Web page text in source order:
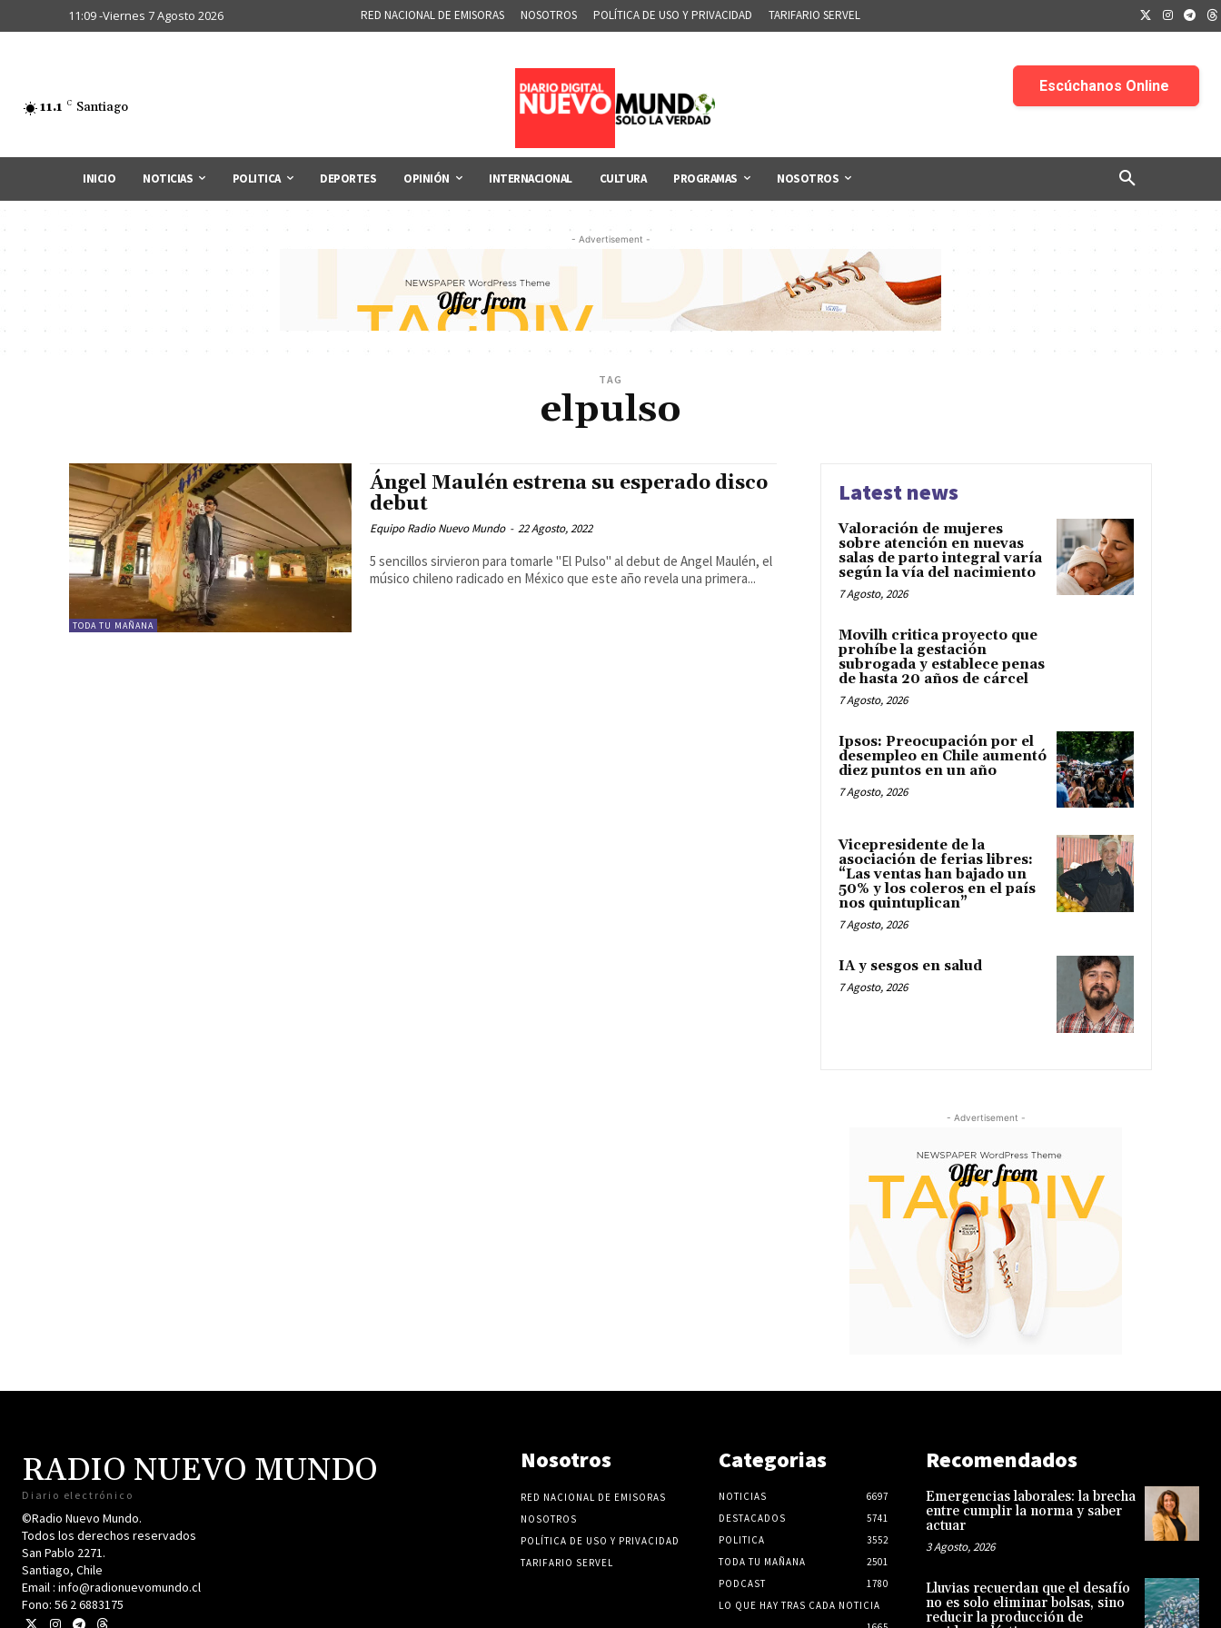
11:09 -Viernes 7 Agosto 2026 RED NACIONAL DE EMISORAS NOSOTROS POLÍTICA DE USO Y PRIVACIDAD TARIFARIO SERVEL
11.1 C Santiago
INICIO NOTICIAS POLITICA DEPORTES OPINIÓN INTERNACIONAL CULTURA PROGRAMAS NOSOTROS
- Advertisement -
TAG
elpulso
TODA TU MAÑANA
Ángel Maulén estrena su esperado disco
debut
Equipo Radio Nuevo Mundo - 22 Agosto, 2022
5 sencillos sirvieron para tomarle "El Pulso" al debut de Angel Maulén, el
músico chileno radicado en México que este año revela una primera...
Latest news
Valoración de mujeres
sobre atención en nuevas
salas de parto integral varía
según la vía del nacimiento
7 Agosto, 2026
Movilh critica proyecto que
prohíbe la gestación
subrogada y establece penas
de hasta 20 años de cárcel
7 Agosto, 2026
Ipsos: Preocupación por el
desempleo en Chile aumentó
diez puntos en un año
7 Agosto, 2026
Vicepresidente de la
asociación de ferias libres:
“Las ventas han bajado un
50% y los coleros en el país
nos quintuplican”
7 Agosto, 2026
IA y sesgos en salud
7 Agosto, 2026
- Advertisement -
RADIO NUEVO MUNDO
Diario electrónico
©Radio Nuevo Mundo.
Todos los derechos reservados
San Pablo 2271.
Santiago, Chile
Email : info@radionuevomundo.cl
Fono: 56 2 6883175
Nosotros
RED NACIONAL DE EMISORAS
NOSOTROS
POLÍTICA DE USO Y PRIVACIDAD
TARIFARIO SERVEL
Categorias
NOTICIAS
6697
DESTACADOS
5741
POLITICA
3552
TODA TU MAÑANA
2501
PODCAST
1780
LO QUE HAY TRAS CADA NOTICIA
Recomendados
Emergencias laborales: la brecha
entre cumplir la norma y saber
actuar
3 Agosto, 2026
Lluvias recuerdan que el desafío
no es solo eliminar bolsas, sino
reducir la producción de